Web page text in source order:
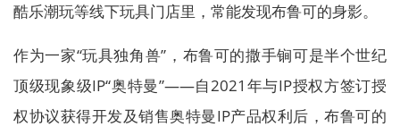
酷乐潮玩等线下玩具门店里，常能发现布鲁可的身影。
作为一家“玩具独角兽”，布鲁可的撒手锏可是半个世纪
顶级现象级IP“奥特曼”——自2021年与IP授权方签订授
权协议获得开发及销售奥特曼IP产品权利后，布鲁可的